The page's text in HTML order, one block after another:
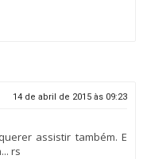
14 de abril de 2015 às 09:23
assistir também. E
rs